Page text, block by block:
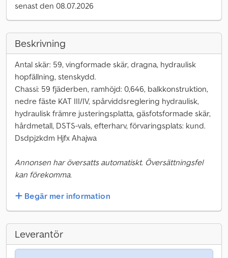
senast den 08.07.2026
Beskrivning
Antal skär: 59, vingformade skär, dragna, hydraulisk
hopfällning, stenskydd.
Chassi: 59 fjäderben, ramhöjd: 0,646, balkkonstruktion,
nedre fäste KAT III/IV, spårviddsreglering hydraulisk,
hydraulisk främre justeringsplatta, gäsfotsformade skär,
hårdmetall, DSTS-vals, efterharv, förvaringsplats: kund.
Dsdpjzkdm Hjfx Ahajwa
Annonsen har översatts automatiskt. Översättningsfel
kan förekomma.
Begär mer information
Leverantör